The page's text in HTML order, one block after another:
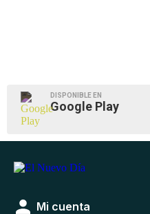
DISPONIBLE EN
Google Play
Mi cuenta